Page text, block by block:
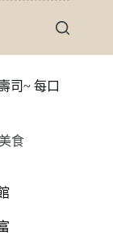
司~ 每口
食